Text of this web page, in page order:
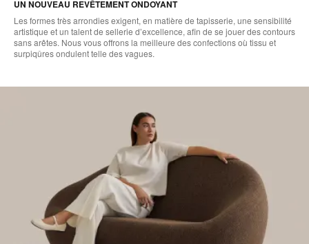
UN NOUVEAU REVÊTEMENT ONDOYANT
Les formes très arrondies exigent, en matière de tapisserie, une sensibilité
artistique et un talent de sellerie d’excellence, afin de se jouer des contours
sans arêtes. Nous vous offrons la meilleure des confections où tissu et
surpiqûres ondulent telle des vagues.